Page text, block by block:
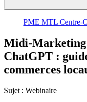
PME MTL Centre-
Midi-Marketing
ChatGPT :
commerces
Sujet : Webinaire